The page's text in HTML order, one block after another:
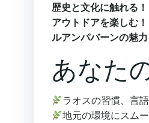
歴史と文化に触れる！
アウトドアを楽しむ！
ルアンパバーンの魅力
あなた
ラオスの習慣、言
地元の環境にスム